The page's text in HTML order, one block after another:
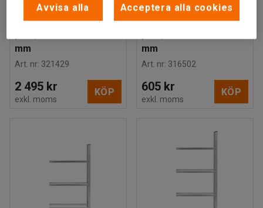
Däckställ,
påbyggnadssektion, 3
mm
Art. nr: 321429
2 495 kr
exkl. moms
KÖP
Däckställ,
påbyggnadssektion, 2
mm
Art. nr: 316502
605 kr
exkl. moms
KÖP
Avvisa alla Acceptera alla cookies